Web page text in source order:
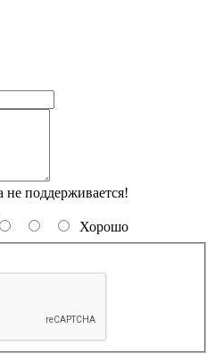
не поддерживается!
Хорошо